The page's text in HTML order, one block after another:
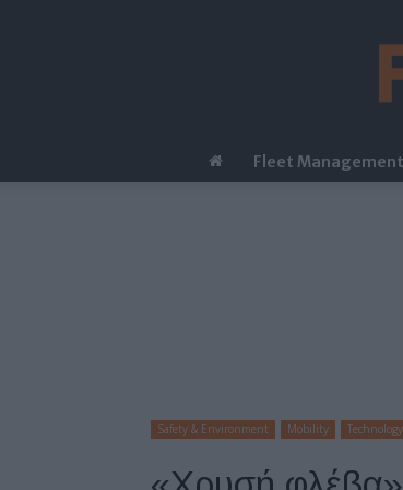
Fleet Management
Safety & Environment Mobility